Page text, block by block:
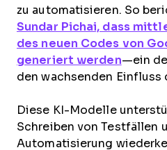
zu automatisieren. So
Sundar Pichai, dass
des neuen Codes von
generiert werden—ein
den wachsenden Einfluss
Diese KI-Modelle
Schreiben von Testfällen
Automatisierung